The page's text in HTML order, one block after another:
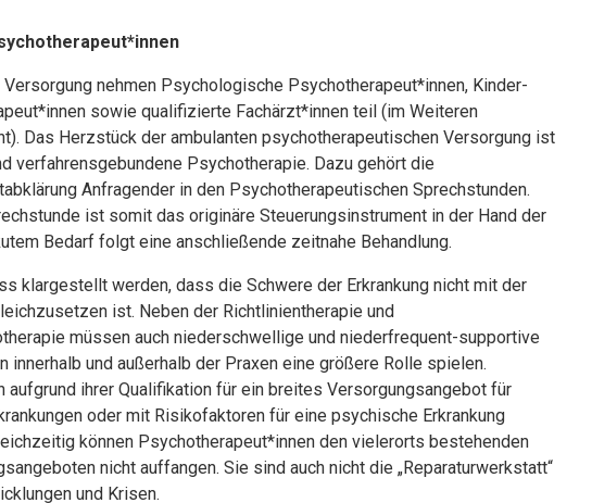
nehmen Psychologische Psychotherapeut*innen, Kinder-
sowie qualifizierte Fachärzt*innen teil (im Weiteren
Das Herzstück der ambulanten psychotherapeutischen Versorgung ist
verfahrensgebundene Psychotherapie. Dazu gehört die
Anfragender in den Psycho­therapeutischen Sprechstunden.
ist somit das originäre Steuerungsinstrument in der Hand der
Bedarf folgt eine anschließende zeitnahe Behandlung.
klargestellt werden, dass die Schwere der Erkrankung nicht mit der
ist. Neben der Richtlinientherapie und
mü­ssen auch niederschwellige und niederfrequent-supportive
und außerhalb der Praxen eine größere Rolle spielen.
aufgrund ihrer Qualifikation für ein breites Versorgungsangebot für
oder mit Risikofaktoren für eine psychische Erkrankung
können Psychotherapeut*innen den vielerorts bestehenden
nicht auffangen. Sie sind auch nicht die „Reparaturwerkstatt“
und Krisen.